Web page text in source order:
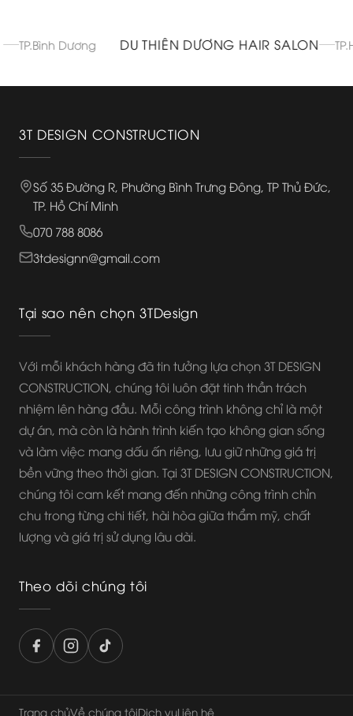
Dương DU THIÊN DƯƠNG HAIR SALON TP.Hồ
3T DESIGN CONSTRUCTION
Số 35 Đường R, Phường Bình Trưng Đông, TP Thủ Đức,
TP. Hồ Chí Minh
070 788 8086
3tdesignn@gmail.com
Tại sao nên chọn 3TDesign
Với mỗi khách hàng đã tin tưởng lựa chọn 3T DESIGN
CONSTRUCTION, chúng tôi luôn đặt tinh thần trách
nhiệm lên hàng đầu. Mỗi công trình không chỉ là một
dự án, mà còn là hành trình kiến tạo không gian sống
và làm việc mang dấu ấn riêng, lưu giữ những giá trị
bền vững theo thời gian. Tại 3T DESIGN CONSTRUCTION,
chúng tôi cam kết mang đến những công trình chỉn
chu trong từng chi tiết, hài hòa giữa thẩm mỹ, chất
lượng và giá trị sử dụng lâu dài.
Theo dõi chúng tôi
Trang chủVề chúng tôiDịch vụLiên hệ